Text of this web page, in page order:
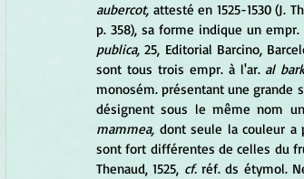
aubercot, attesté en 1525-1530 (J.
p. 358), sa forme indique un empr.
publica, 25, Editorial Barcino,
sont tous trois empr. à l'ar. al
monosém. présentant une grande
mammea, dont seule la couleur a
sont fort différentes de celles du
Thenaud, 1525, cf. réf. ds étymol.